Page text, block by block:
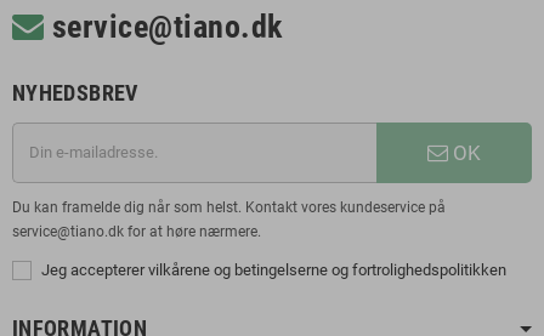
service@tiano.dk
NYHEDSBREV
OK
Du kan framelde dig når som helst. Kontakt vores kundeservice på
service@tiano.dk for at høre nærmere.
Jeg accepterer vilkårene og betingelserne og fortrolighedspolitikken
INFORMATION